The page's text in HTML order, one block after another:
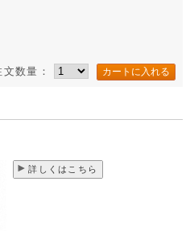
文数量：
詳しくはこちら